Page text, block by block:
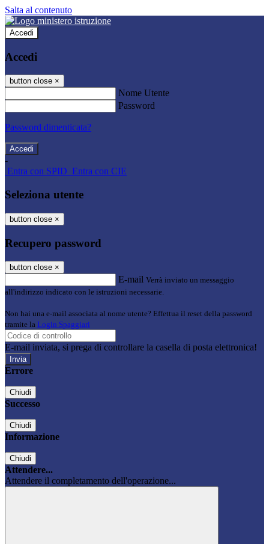
Salta al contenuto
Accedi
Accedi
button close ×
Nome Utente
Password
Password dimenticata?
-
Entra con SPID Entra con CIE
Seleziona utente
button close ×
Recupero password
button close ×
E-mail Verrà inviato un messaggio
all'indirizzo indicato con le istruzioni necessarie.
Non hai una e-mail associata al nome utente? Effettua il reset della password
tramite la Login Spaggiari
E-mail inviata, si prega di controllare la casella di posta elettronica!
Errore
Chiudi
Successo
Chiudi
Informazione
Chiudi
Attendere...
Attendere il completamento dell'operazione...